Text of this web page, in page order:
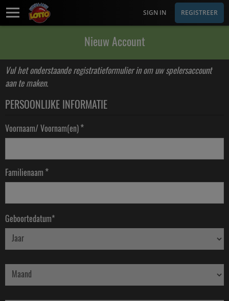
SIGN IN REGISTREER
Nieuw Account
Vul het onderstaande registratieformulier in om uw spelersaccount
aan te maken.
PERSOONLIJKE INFORMATIE
Voornaam/ Voornam(en) *
Familienaam *
Geboortedatum*